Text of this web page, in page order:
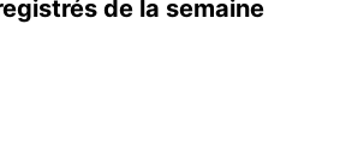
de la semaine